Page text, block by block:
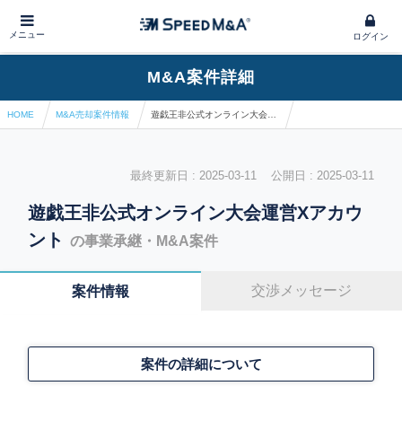
メニュー ログイン
M&A案件詳細
HOME M&A売却案件情報
最終更新日 : 2025-03-11 公開日 : 2025-03-11
遊戯王非公式オンライン大会運営Xアカウ
ント
の事業承継・M&A案件
案件情報 交渉メッセージ
案件の詳細について